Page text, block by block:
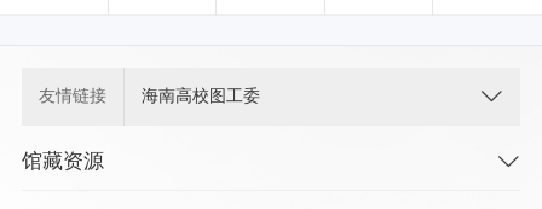
友情链接 海南高校图工委
馆藏资源